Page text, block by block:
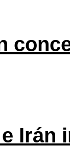
Irán